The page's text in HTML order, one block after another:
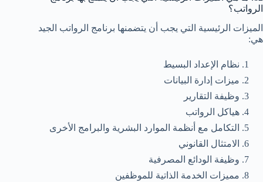
الرواتب؟
الميزات الرئيسية التي يجب أن يتضمنها برنامج الرواتب الجيد
هي:
نظام الإعداد البسيط
ميزات إدارة البيانات
وظيفة التقارير
هياكل الرواتب
التكامل مع أنظمة الموارد البشرية والبرامج الأخرى
الامتثال القانوني
وظيفة الودائع المصرفية
مميزات الخدمة الذاتية للموظفين